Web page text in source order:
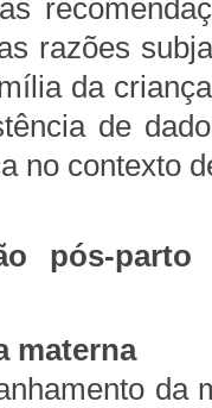
razões
da
de
no contexto
pós-
materna
da